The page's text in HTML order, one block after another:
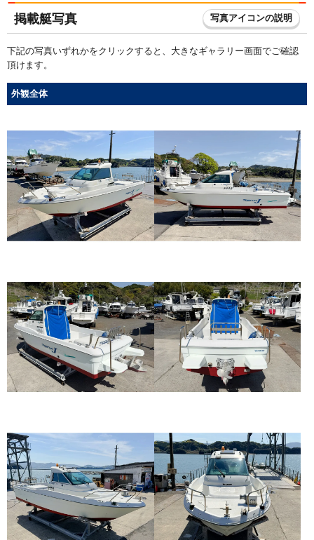
掲載艇写真 写真アイコンの説明
下記の写真いずれかをクリックすると、大きなギャラリー画面でご確認
頂けます。
外観全体